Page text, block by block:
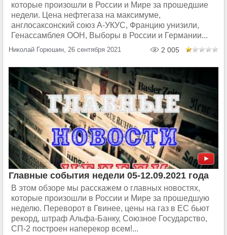
которые произошли в России и Мире за прошедшие
недели. Цена нефтегаза на максимуме,
англосаксонский союз А-УКУС, Францию унизили,
Генассамблея ООН, Выборы в России и Германии...
Николай Горюшин, 26 сентября 2021 2 005
Главные события недели 05-12.09.2021 года
В этом обзоре мы расскажем о главных новостях,
которые произошли в России и Мире за прошедшую
неделю. Переворот в Гвинее, цены на газ в ЕС бьют
рекорд, штраф Альфа-Банку, Союзное Государство,
СП-2 построен наперекор всем!...